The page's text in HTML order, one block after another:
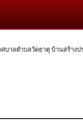
ศบาลตำบลวัดธาตุ บ้านสร้าง